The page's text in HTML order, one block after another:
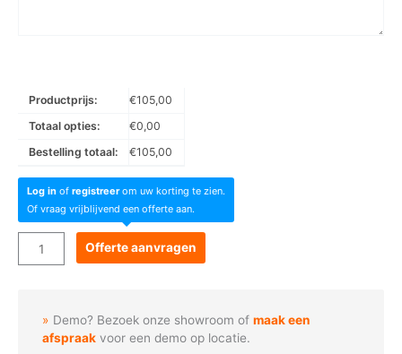
Productprijs: €105,00
Totaal opties:
€0,00
Bestelling totaal:
€105,00
Log in of registreerom uw korting te zien.
Of vraag vrijblijvend een offerte aan.
Goboservice
-
aantal
Offerte aanvragen
Demo? Bezoek onze showroom ofmaak een
afspraak voor een demo op locatie.